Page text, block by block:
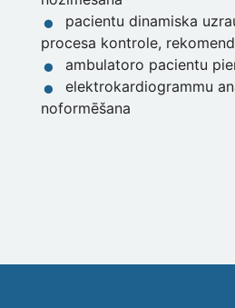
pacientu dinamiska
procesa kontrole,
ambulatoro pacientu
elektrokardiogrammu
noformēšana